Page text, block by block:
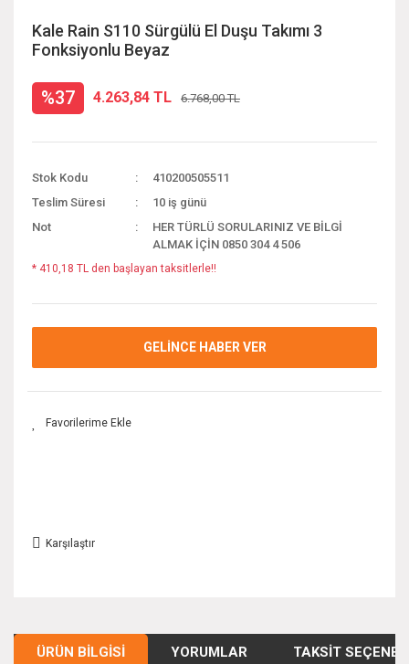
Kale Rain S110 Sürgülü El Duşu Takımı 3
Fonksiyonlu Beyaz
%37 4.263,84 TL 6.768,00 TL
Stok Kodu
410200505511
Teslim Süresi
10 iş günü
Not
HER TÜRLÜ SORULARINIZ VE BİLGİ
ALMAK İÇİN 0850 304 4 506
* 410,18 TL den başlayan taksitlerle!!
GELİNCE HABER VER
Karşılaştır
ÜRÜN BILGISI YORUMLAR TAKSIT